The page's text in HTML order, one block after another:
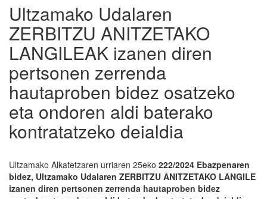
Ultzamako Udalaren
ZERBITZU ANITZETAKO
LANGILEAK izanen diren
pertsonen zerrenda
hautaproben bidez osatzeko
eta ondoren aldi baterako
kontratatzeko deialdia
Ultzamako Alkatetzaren urriaren 25eko 222/2024 Ebazpenaren
bidez, Ultzamako Udalaren ZERBITZU ANITZETAKO LANGILE
izanen diren pertsonen zerrenda hautaproben bidez